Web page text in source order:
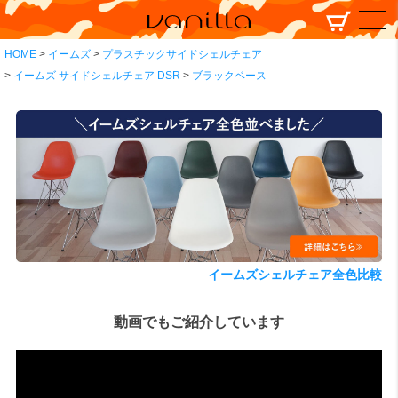
HOME イームズ
プラスチックサイドシェルチェア
イームズ サイドシェルチェア DSR
ブラックベース
イームズシェルチェア全色比較
動画でもご紹介しています